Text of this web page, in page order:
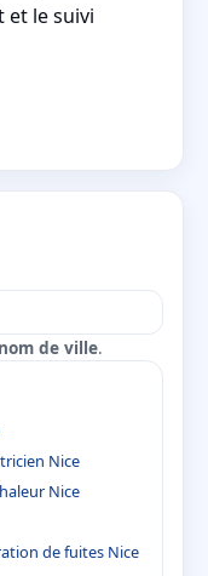
le suivi
nom de ville.
Nice
Nice
de fuites Nice